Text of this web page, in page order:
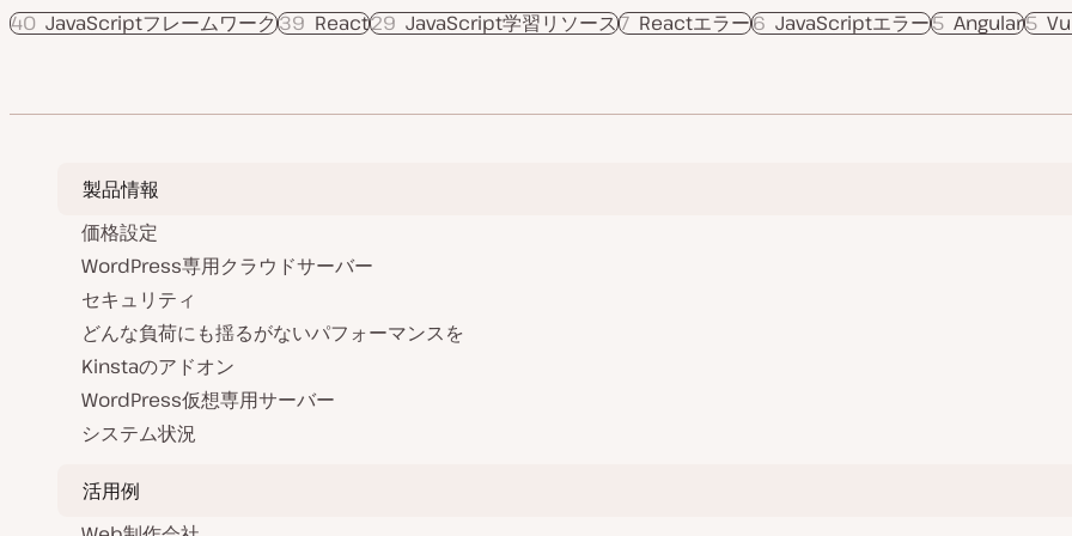
JavaScriptフレームワーク
40 React
39 JavaScript学習リソース
29 Reactエラー
7 JavaScriptエラー
6 Angular
5 5
製品情報
価格設定
WordPress専用クラウドサーバー
セキュリティ
どんな負荷にも揺るがないパフォーマンスを
Kinstaのアドオン
WordPress仮想専用サーバー
システム状況
活用例